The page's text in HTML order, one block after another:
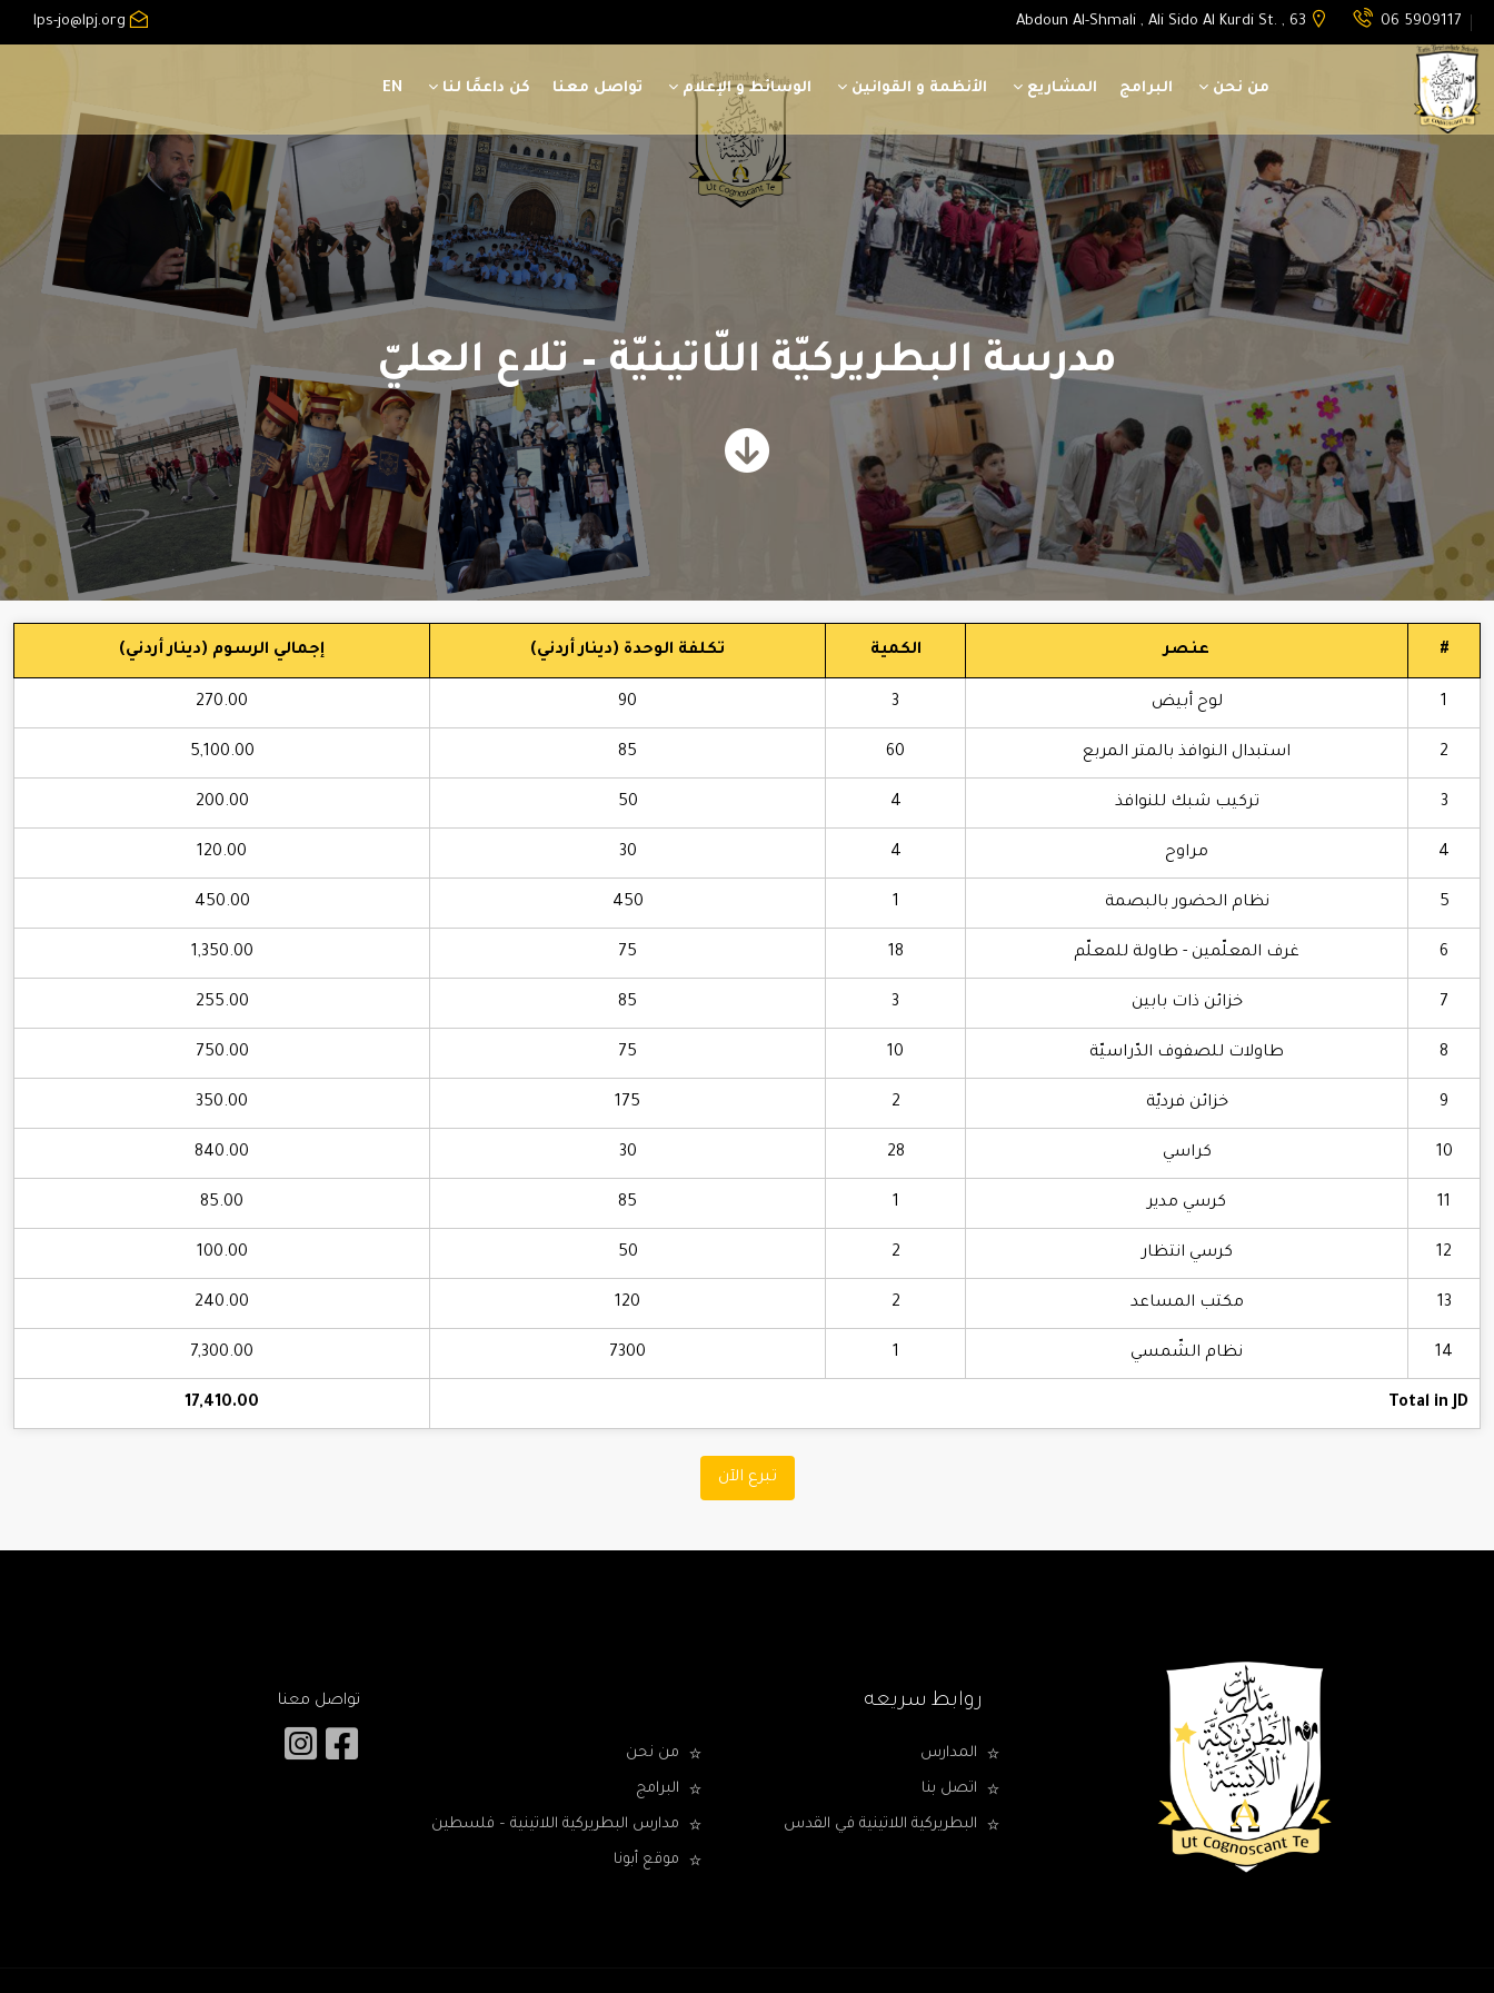
06 5909117
Abdoun Al-Shmali , Ali Sido Al Kurdi St. , 63
lps-jo@lpj.org
من نحن البرامج المشاريع الأنظمة و القوانين الوسائط و الإعلام تواصل معنا كن داعمًا لنا EN
مدرسة البطريركيّة اللّاتينيّة – تلاع العليّ
# عنصر الكمية تكلفة الوحدة (دينار أردني) إجمالي الرسوم (دينار أردني)
1 لوح أبيض 3
90
270.00
2 استبدال النوافذ بالمتر المربع 60
85
5,100.00
3 تركيب شبك للنوافذ 4
50
200.00
4 مراوح 4
30
120.00
5 نظام الحضور بالبصمة 1
450
450.00
6 غرف المعلّمين - طاولة للمعلّم 18
75
1,350.00
7 خزائن ذات بابين 3
85
255.00
8 طاولات للصفوف الدّراسيّة 10
75
750.00
9 خزائن فرديّة 2
175
350.00
10 كراسي 28
30
840.00
11 كرسي مدير 1
85
85.00
12 كرسي انتظار 2
50
100.00
13 مكتب المساعد 2
120
240.00
14 نظام الشّمسي 1
7300
7,300.00
Total in JD
17,410.00
تبرع الآن
روابط سريعه
من نحن المدارس
البرامج اتصل بنا
مدارس البطريركية اللاتينية – فلسطين البطريركية اللاتينية في القدس
موقع أبونا
تواصل معنا